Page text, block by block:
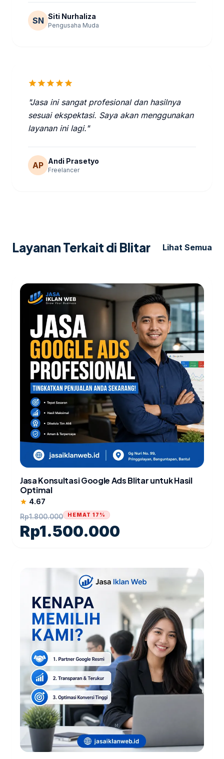
SN Siti Nurhaliza
Pengusaha Muda
starstarstarstarstar
"Jasa ini sangat profesional dan hasilnya
sesuai ekspektasi. Saya akan menggunakan
layanan ini lagi."
AP Andi Prasetyo
Freelancer
Layanan Terkait di Blitar Lihat Semua
Jasa Konsultasi Google Ads Blitar untuk Hasil
Optimal
star 4.67
Rp1.800.000
Rp1.500.000
HEMAT 17%